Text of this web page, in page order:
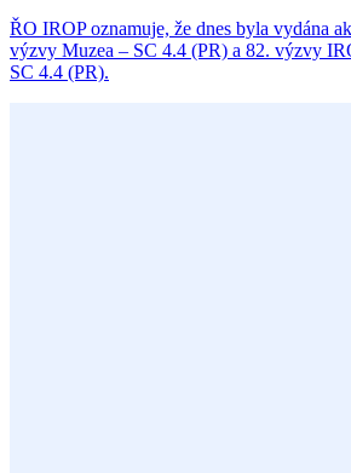
ŘO IROP oznamuje, že dnes byla vydána
výzvy Muzea – SC 4.4 (PR) a 82. výzvy
SC 4.4 (PR).